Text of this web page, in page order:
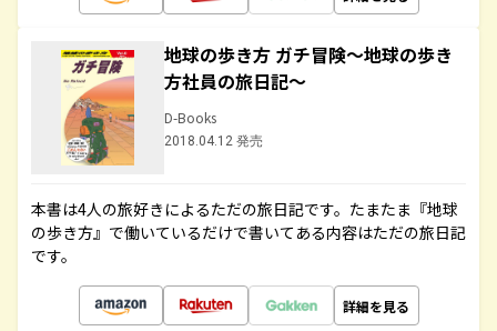
地球の歩き方 ガチ冒険～地球の歩き
方社員の旅日記～
D-Books
2018.04.12 発売
本書は4人の旅好きによるただの旅日記です。たまたま『地球
の歩き方』で働いているだけで書いてある内容はただの旅日記
です。
詳細を見る